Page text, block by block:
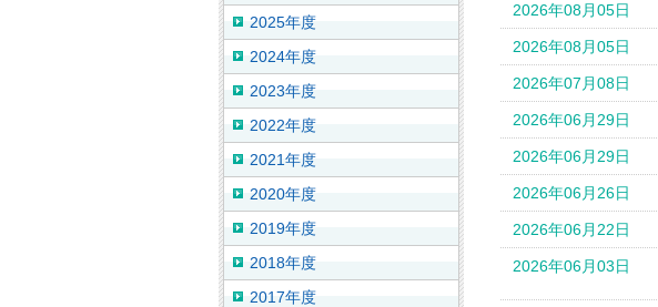
2026年08月05日
2026年08月05日
2026年07月08日
2026年06月29日
2026年06月29日
2026年06月26日
2026年06月22日
2026年06月03日
2025年度
2024年度
2023年度
2022年度
2021年度
2020年度
2019年度
2018年度
2017年度